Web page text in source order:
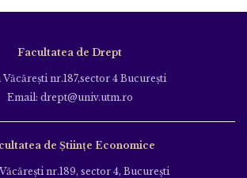
Facultatea de Drept
Văcăreşti nr.187,sector 4 Bucureşti
Email: drept@univ.utm.ro
de Științe Economice
nr.189, sector 4, Bucureşti